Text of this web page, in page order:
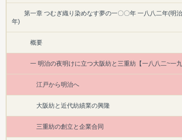
第一章 つむぎ織り染めなす夢の一〇〇年 一八八二年(明
年)
概要
一 明治の夜明けに立つ大阪紡と三重紡【一八八二~一九
江戸から明治へ
大阪紡と近代紡績業の興隆
三重紡の創立と企業合同